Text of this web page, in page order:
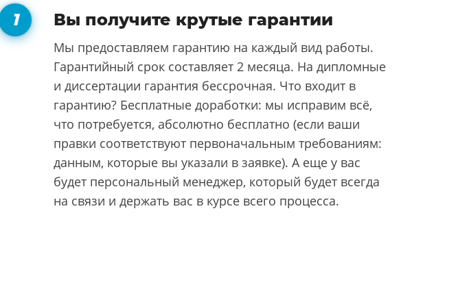
Вы получите крутые гарантии
Мы предоставляем гарантию на каждый вид работы.
Гарантийный срок составляет 2 месяца. На дипломные
и диссертации гарантия бессрочная. Что входит в
гарантию? Бесплатные доработки: мы исправим всё,
что потребуется, абсолютно бесплатно (если ваши
правки соответствуют первоначальным требованиям:
данным, которые вы указали в заявке). А еще у вас
будет персональный менеджер, который будет всегда
на связи и держать вас в курсе всего процесса.